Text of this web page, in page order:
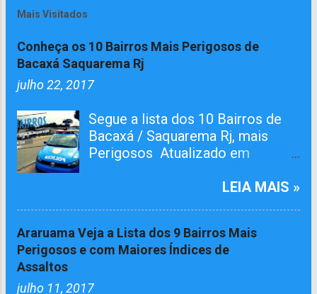
Mais Visitados
Conheça os 10 Bairros Mais Perigosos de
Bacaxá Saquarema Rj
julho 22, 2017
Segue a lista dos 10 Bairros de
Bacaxá / Saquarema Rj, mais
Perigosos Atualizado em
Tiroteiro essa semana, não esta
conjunta com agentes da 124º
Dp, realizaram várias incursões.
lei e Reprimir O TRÁFICO DE
LEIA MAIS »
Araruama Veja a Lista dos 9 Bairros Mais
Perigosos e com Maiores Índices de
Assaltos
julho 11, 2017